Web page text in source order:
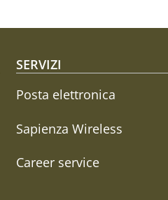
SERVIZI
Posta elettronica
Sapienza Wireless
Career service